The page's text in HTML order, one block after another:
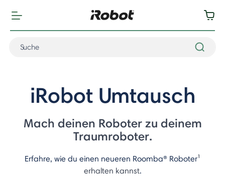
iRobot Umtausch
Mach deinen Roboter zu deinem
Traumroboter.
Erfahre, wie du einen neueren Roomba® Roboter¹
erhalten kannst.